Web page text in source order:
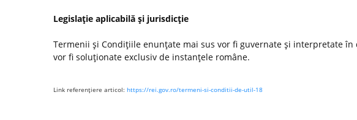
Legislaţie aplicabilă şi jurisdicţie
Termenii şi Condiţiile enunţate mai sus vor fi guvernate şi interpretate
vor fi soluţionate exclusiv de instanţele române.
Link referenţiere articol: https://rei.gov.ro/termeni-si-conditii-de-util-18